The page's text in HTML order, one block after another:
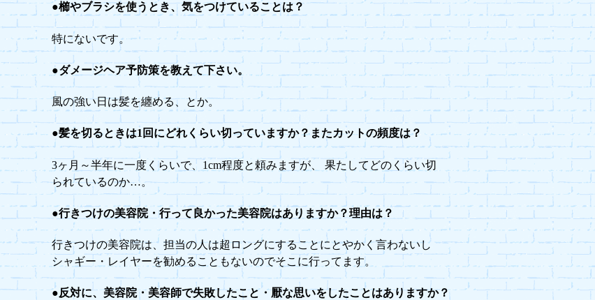
●櫛やブラシを使うとき、気をつけていることは？
特にないです。
●ダメージヘア予防策を教えて下さい。
風の強い日は髪を纏める、とか。
●髪を切るときは1回にどれくらい切っていますか？またカットの頻度は？
3ヶ月～半年に一度くらいで、1cm程度と頼みますが、 果たしてどのくらい切
られているのか…。
●行きつけの美容院・行って良かった美容院はありますか？理由は？
行きつけの美容院は、担当の人は超ロングにすることにとやかく言わないし
シャギー・レイヤーを勧めることもないのでそこに行ってます。
●反対に、美容院・美容師で失敗したこと・厭な思いをしたことはありますか？